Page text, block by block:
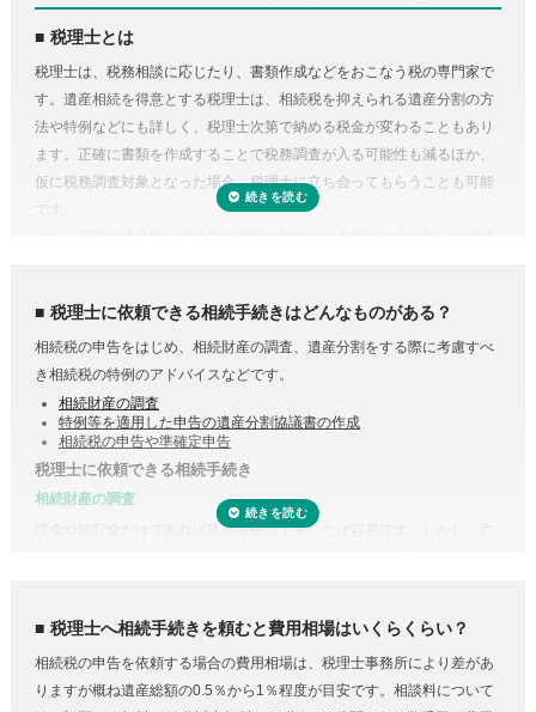
税理士とは
税理士は、税務相談に応じたり、書類作成などをおこなう税の専門家で
す。遺産相続を得意とする税理士は、相続税を抑えられる遺産分割の方
法や特例などにも詳しく、税理士次第で納める税金が変わることもあり
ます。正確に書類を作成することで税務調査が入る可能性も減るほか、
仮に税務調査対象となった場合、税理士に立ち会ってもらうことも可能
です。
税理士に依頼できる相続手続きはどんなものがある？
相続税の申告をはじめ、相続財産の調査、遺産分割をする際に考慮すべ
き相続税の特例のアドバイスなどです。
相続財産の調査
特例等を適用した申告の遺産分割協議書の作成
相続税の申告や準確定申告
税理士に依頼できる相続手続き
相続財産の調査
現金や預貯金だけであれば残高を確認することは容易です。しかし、亡
また、株式や貴金属、不動産などは評価をする必要があります。また、
とで合わせて収集・管理が可能になり、取り直しや多く取りすぎなどの
手間・無駄が省けます。
税理士へ相続手続きを頼むと費用相場はいくらくらい？
相続税の申告を依頼する場合の費用相場は、税理士事務所により差があ
りますが概ね遺産総額の0.5％から1％程度が目安です。相談料について